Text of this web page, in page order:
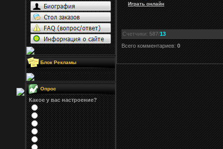
Блок Рекламы
Опрос
Какое у вас настроение?
Играть онлайн
Счетчики: 587/13
Всего комментариев: 0